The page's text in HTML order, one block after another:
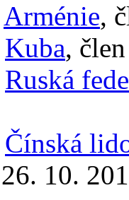
Arménie,
Kuba,
Ruská
Čínská
10.